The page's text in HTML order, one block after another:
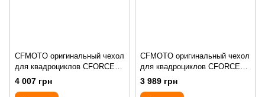
CFMOTO оригинальный чехол
для квадроциклов CFORCE
450L/520L/625 Темно-зеленый
4 007 грн
CFMOTO оригинальный чехол
для квадроциклов CFORCE
450L/520L/625 Голубой
3 989 грн